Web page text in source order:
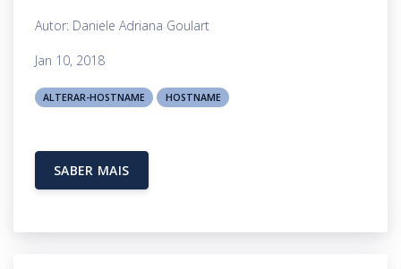
Autor: Daniele Adriana Goulart
Jan 10, 2018
ALTERAR-HOSTNAME HOSTNAME
SABER MAIS